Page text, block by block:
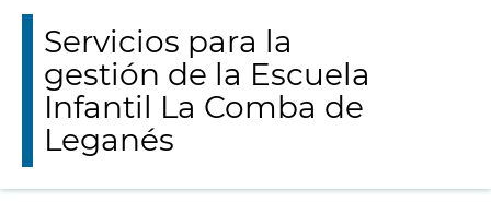
Servicios para la
gestión de la Escuela
Infantil La Comba de
Leganés